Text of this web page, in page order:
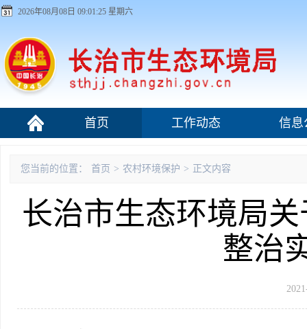
2026年08月08日 09:01:26 星期六
首页 工作动态 信息
您当前的位置： 首页 > 农村环境保护 > 正文内容
长治市生态环境局
整治